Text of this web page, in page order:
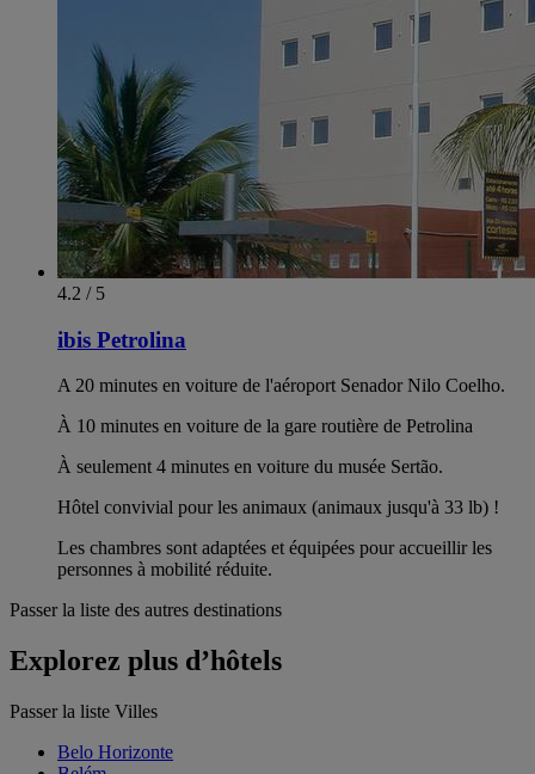
4.2 / 5
ibis Petrolina
A 20 minutes en voiture de l'aéroport Senador Nilo Coelho.
À 10 minutes en voiture de la gare routière de Petrolina
À seulement 4 minutes en voiture du musée Sertão.
Hôtel convivial pour les animaux (animaux jusqu'à 33 lb) !
Les chambres sont adaptées et équipées pour accueillir les
personnes à mobilité réduite.
Passer la liste des autres destinations
Explorez plus d’hôtels
Passer la liste Villes
Belo Horizonte